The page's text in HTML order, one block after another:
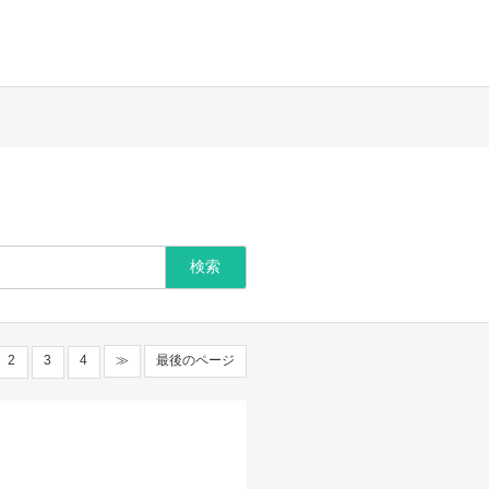
2 3 4 ≫ 最後のページ